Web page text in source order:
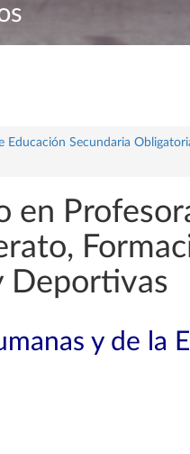
Educación Secundaria
en
Deportivas
y de la